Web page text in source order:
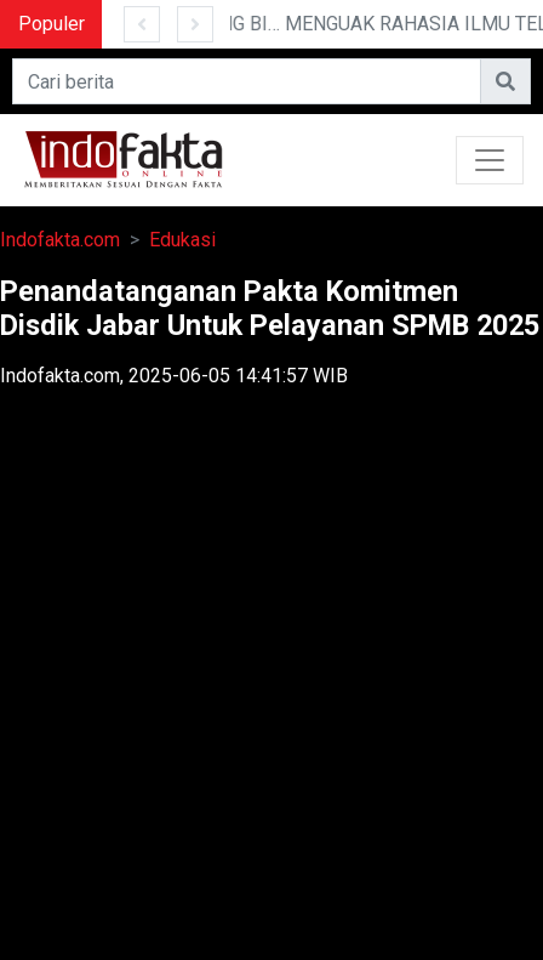
Populer 10 CERITA LUCU PENDEK YANG BIKIN NGAKAK MENGUAK
Indofakta.com Edukasi
Penandatanganan Pakta Komitmen
Disdik Jabar Untuk Pelayanan SPMB 2025
Indofakta.com, 2025-06-05 14:41:57 WIB